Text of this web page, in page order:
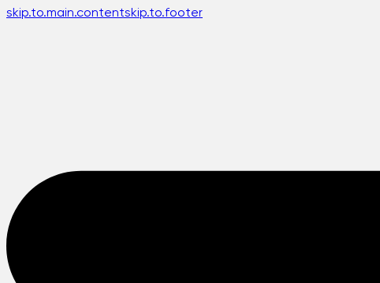
skip.to.main.contentskip.to.footer